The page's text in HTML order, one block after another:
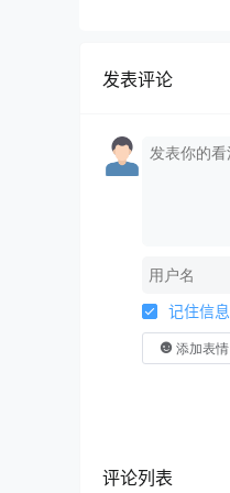
发表评论
记住信息
添加表情
评论列表